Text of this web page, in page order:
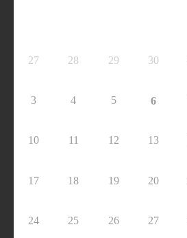
27 28 29 30
3 4 5 6
10 11 12 13
17 18 19 20
24 25 26 27